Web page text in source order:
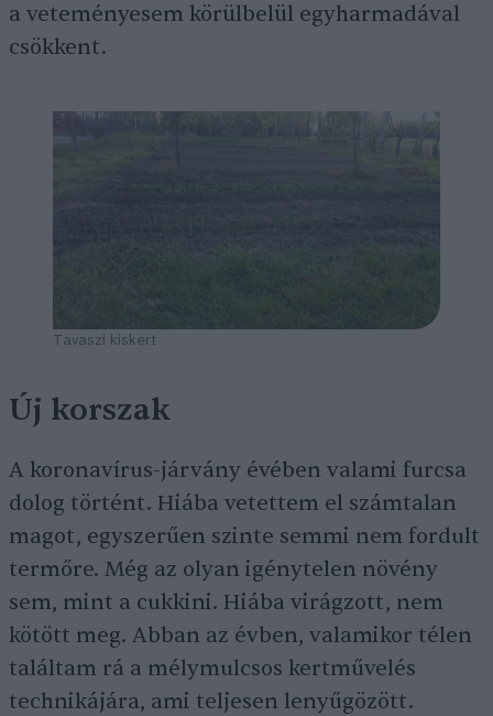
a veteményesem körülbelül egyharmadával
csökkent.
Tavaszi kiskert
Új korszak
A koronavírus-járvány évében valami furcsa
dolog történt. Hiába vetettem el számtalan
magot, egyszerűen szinte semmi nem fordult
termőre. Még az olyan igénytelen növény
sem, mint a cukkini. Hiába virágzott, nem
kötött meg. Abban az évben, valamikor télen
találtam rá a mélymulcsos kertművelés
technikájára, ami teljesen lenyűgözött.